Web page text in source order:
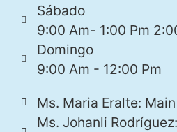
Sábado
9:00 Am- 1:00 Pm
Domingo
9:00 Am - 12:00 Pm
Ms. Maria Eralte:
Ms. Johanli